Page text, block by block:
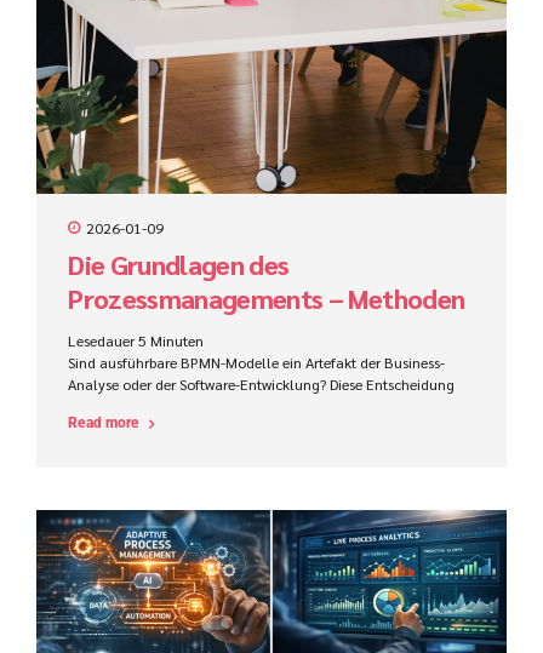
2026-01-09
Die Grundlagen des
Prozessmanagements – Methoden
zur effektiven Prozesserhebung
Lesedauer5 Minuten
Sind ausführbare BPMN-Modelle ein Artefakt der Business-
Analyse oder der Software-Entwicklung? Diese Entscheidung
den Projekterfolg im ProCode-Bereich maßgeblich.
Read more